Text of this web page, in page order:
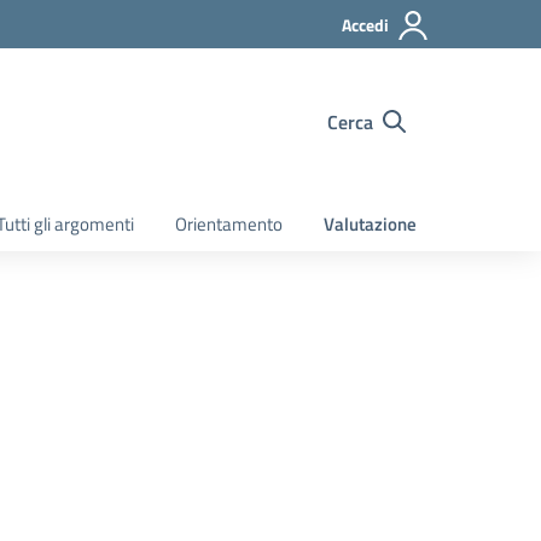
Accedi
Cerca
gli argomenti Orientamento Valutazione